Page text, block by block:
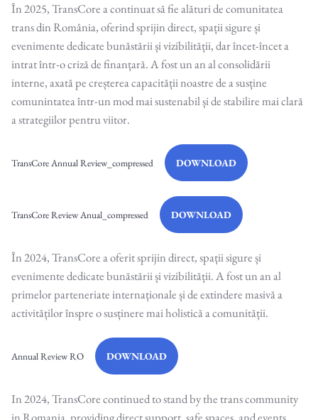
În 2025, TransCore a continuat să fie alături de comunitatea
trans din România, oferind sprijin direct, spații sigure și
evenimente dedicate bunăstării și vizibilității, dar încet-încet a
intrat într-o criză de finanțară. A fost un an al consolidării
interne, axată pe creșterea capacității noastre de a susține
comunintatea într-un mod mai sustenabil și de stabilire mai clară
a strategiilor pentru viitor.
TransCore Annual Review_compressed DOWNLOAD
TransCore Review Anual_compressed DOWNLOAD
În 2024, TransCore a oferit sprijin direct, spații sigure și
evenimente dedicate bunăstării și vizibilității. A fost un an al
primelor parteneriate internaționale și de extindere masivă a
activităților înspre o susținere mai holistică a comunității.
Annual Review RO DOWNLOAD
In 2024, TransCore continued to stand by the trans community